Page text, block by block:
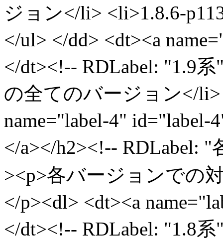
ジョン</li> <li>1.8.6-
</ul> </dd> <dt><a
</dt><!-- RDLabel: "1.9
の全てのバージョン</li>
name="label-4"
</a></h2><!-- RDLabel:
><p>各バージョンでの
</p><dl> <dt><a
</dt><!-- RDLabel: "1.8